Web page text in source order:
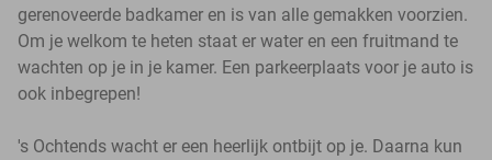
gerenoveerde badkamer en is van alle gemakken voorzien.
Om je welkom te heten staat er water en een fruitmand te
wachten op je in je kamer. Een parkeerplaats voor je auto is
ook inbegrepen!
's Ochtends wacht er een heerlijk ontbijt op je. Daarna kun